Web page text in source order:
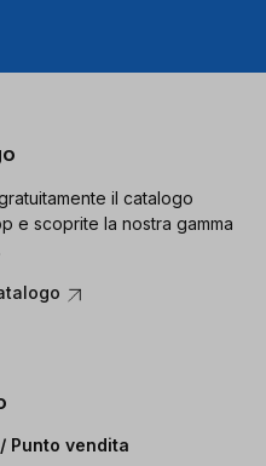
il catalogo
e scoprite la nostra gamma
Punto vendita